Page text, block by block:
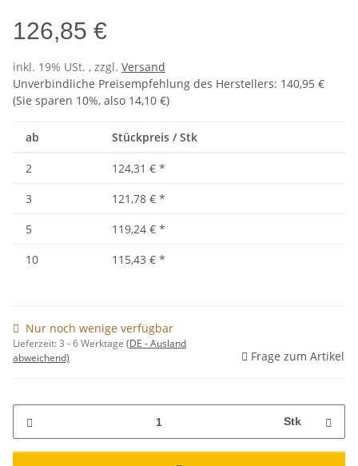
126,85 €
inkl. 19% USt. , zzgl. Versand
Unverbindliche Preisempfehlung des Herstellers: 140,95 €
(Sie sparen 10%, also 14,10 €)
ab Stückpreis / Stk
2 124,31 € *
3
121,78 € *
5
119,24 € *
10
115,43 € *
Nur noch wenige verfügbar
Lieferzeit:3 - 6 Werktage (DE - Ausland
abweichend)
Frage zum Artikel
Stk